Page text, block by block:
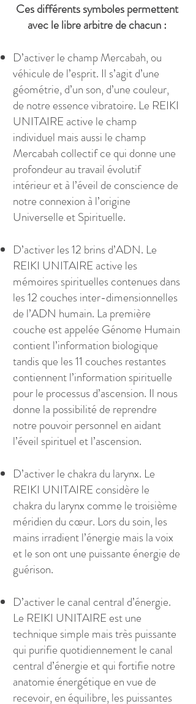
Ces différents symboles permettent
avec le libre arbitre de chacun :
D’activer le champ Mercabah, ou
véhicule de l’esprit. Il s’agit d’une
géométrie, d’un son, d’une couleur,
de notre essence vibratoire. Le REIKI
UNITAIRE active le champ
individuel mais aussi le champ
Mercabah collectif ce qui donne une
profondeur au travail évolutif
intérieur et à l’éveil de conscience de
notre connexion à l’origine
Universelle et Spirituelle.
D’activer les 12 brins d’ADN. Le
REIKI UNITAIRE active les
mémoires spirituelles contenues dans
les 12 couches inter-dimensionnelles
de l’ADN humain. La première
couche est appelée Génome Humain
contient l’information biologique
tandis que les 11 couches restantes
contiennent l’information spirituelle
pour le processus d’ascension. Il nous
donne la possibilité de reprendre
notre pouvoir personnel en aidant
l’éveil spirituel et l’ascension.
D’activer le chakra du larynx. Le
REIKI UNITAIRE considère le
chakra du larynx comme le troisième
méridien du cœur. Lors du soin, les
mains irradient l’énergie mais la voix
et le son ont une puissante énergie de
guérison.
D’activer le canal central d’énergie.
Le REIKI UNITAIRE est une
technique simple mais très puissante
qui purifie quotidiennement le canal
central d’énergie et qui fortifie notre
anatomie énergétique en vue de
recevoir, en équilibre, les puissantes